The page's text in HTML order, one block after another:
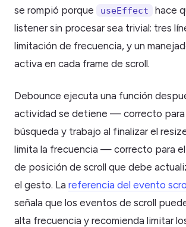
se rompió porque
useEffect
hace
listener sin procesar sea trivial: tres
limitación de frecuencia, y un
activa en cada frame de scroll.
Debounce ejecuta una función
actividad se detiene — correcto
búsqueda y trabajo al finalizar el
limita la frecuencia — correcto para
de posición de scroll que debe
el gesto. La referencia del evento
señala que los eventos de scroll
alta frecuencia y recomienda limitar